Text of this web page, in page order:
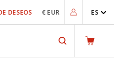
DESEOS € EUR ES
Search